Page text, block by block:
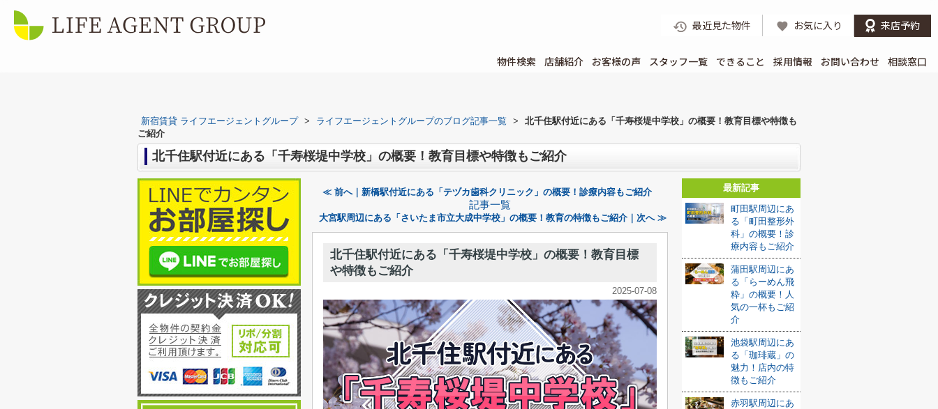
最近見た物件 お気に入り 来店予約
物件検索 店舗紹介 お客様の声 スタッフ一覧 できること 採用情報 お問い合わせ 相談窓口
新宿賃貸 ライフエージェントグループ > ライフエージェントグループのブログ記事一覧 >
北千住駅付近にある「千寿桜堤中学校」の概要！教育目標や特徴も
ご紹介
北千住駅付近にある「千寿桜堤中学校」の概要！教育目標や特徴もご紹介
≪ 前へ｜新橋駅付近にある「テヅカ歯科クリニック」の概要！診療内容もご紹介
記事一覧
大宮駅周辺にある「さいたま市立大成中学校」の概要！教育の特徴もご紹介｜次へ ≫
北千住駅付近にある「千寿桜堤中学校」の概要！教育目標
や特徴もご紹介
2025-07-08
最新記事
町田駅周辺にあ
る「町田整形外
科」の概要！診
療内容もご紹介
蒲田駅周辺にあ
る「らーめん飛
粋」の概要！人
気の一杯もご紹
介
池袋駅周辺にあ
る「珈琲蔵」の
魅力！店内の特
徴もご紹介
赤羽駅周辺にあ